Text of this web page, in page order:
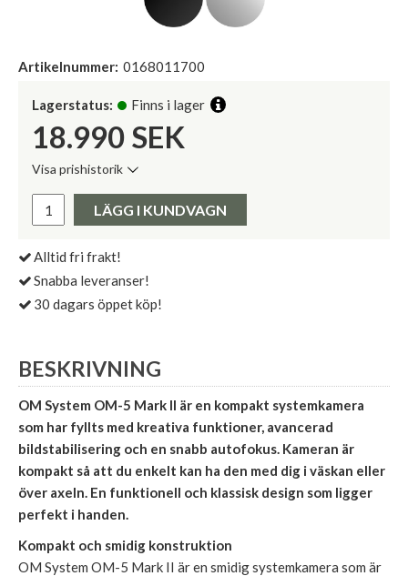
Artikelnummer: 0168011700
Lagerstatus: Finns i lager
18.990 SEK
Visa prishistorik
Pris:
LÄGG I KUNDVAGN
Alltid fri frakt!
Snabba leveranser!
30 dagars öppet köp!
BESKRIVNING
OM System OM-5 Mark II är en kompakt systemkamera
som har fyllts med kreativa funktioner, avancerad
bildstabilisering och en snabb autofokus. Kameran är
kompakt så att du enkelt kan ha den med dig i väskan eller
över axeln. En funktionell och klassisk design som ligger
perfekt i handen.
Kompakt och smidig konstruktion
OM System OM-5 Mark II är en smidig systemkamera som är